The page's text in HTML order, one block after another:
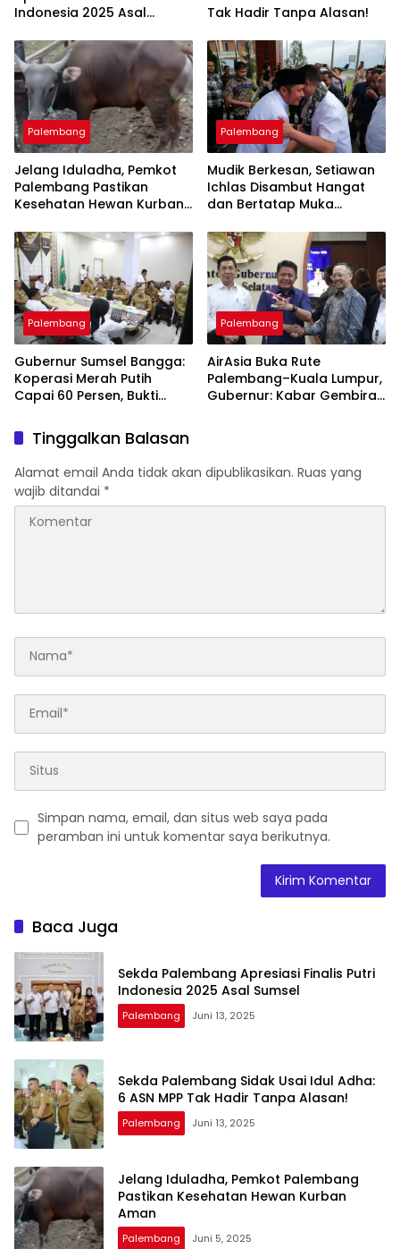
Indonesia 2025 Asal
Tak Hadir Tanpa Alasan!
Palembang
Jelang Iduladha, Pemkot
Palembang Pastikan
Kesehatan Hewan Kurban
Palembang
Mudik Berkesan, Setiawan
Ichlas Disambut Hangat
dan Bertatap Muka
Palembang
Gubernur Sumsel Bangga:
Koperasi Merah Putih
Capai 60 Persen, Bukti
Palembang
AirAsia Buka Rute
Palembang–Kuala Lumpur,
Gubernur: Kabar Gembira
Tinggalkan Balasan
Alamat email Anda tidak akan dipublikasikan. Ruas yang
wajib ditandai *
Simpan nama, email, dan situs web saya pada
peramban ini untuk komentar saya berikutnya.
Baca Juga
Sekda Palembang Apresiasi Finalis Putri
Indonesia 2025 Asal Sumsel
Palembang Juni 13, 2025
Sekda Palembang Sidak Usai Idul Adha:
6 ASN MPP Tak Hadir Tanpa Alasan!
Palembang Juni 13, 2025
Jelang Iduladha, Pemkot Palembang
Pastikan Kesehatan Hewan Kurban
Aman
Palembang Juni 5, 2025